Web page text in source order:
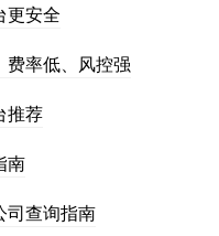
更安全
费率低、风控强
推荐
南
司查询指南